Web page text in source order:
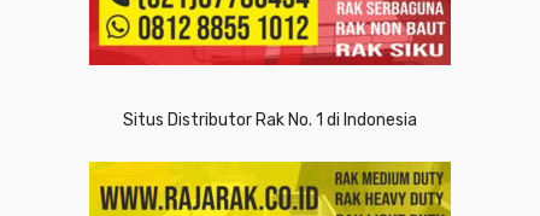
Situs Distributor Rak No. 1 di Indonesia